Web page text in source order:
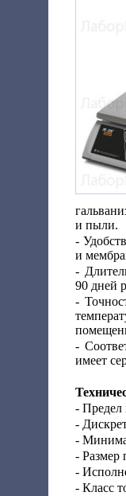
и пыли.
-
и
-
90 дней
-
-
имеет
- Предел
-
-
- Размер
-
- Класс